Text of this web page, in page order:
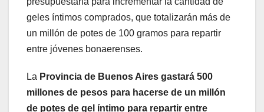
geles íntimos comprados, que totalizarán más de
un millón de potes de 100 gramos para repartir
entre jóvenes bonaerenses.
La Provincia de Buenos Aires gastará 500
millones de pesos para hacerse de un millón
de potes de gel íntimo para repartir entre